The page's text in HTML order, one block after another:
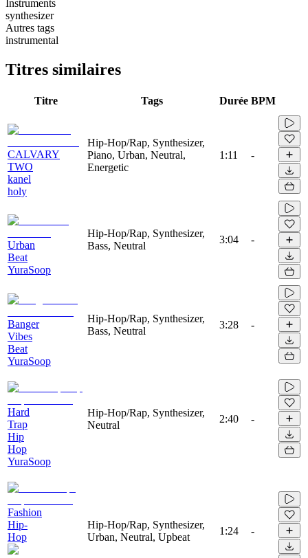
Instruments
synthesizer
Autres tags
instrumental
Titres similaires
Titre Tags Durée BPM
CALVARY
TWO
kanel
holy
Hip-Hop/Rap, Synthesizer,
Piano, Urban, Neutral,
Energetic
1:11 -
Urban
Beat
YuraSoop
Hip-Hop/Rap, Synthesizer,
Bass, Neutral
3:04 -
Banger
Vibes
Beat
YuraSoop
Hip-Hop/Rap, Synthesizer,
Bass, Neutral
3:28 -
Hard
Trap
Hip
Hop
YuraSoop
Hip-Hop/Rap, Synthesizer,
Neutral
2:40 -
Fashion
Hip-
Hop
Hip-Hop/Rap, Synthesizer,
Urban, Neutral, Upbeat
1:24 -